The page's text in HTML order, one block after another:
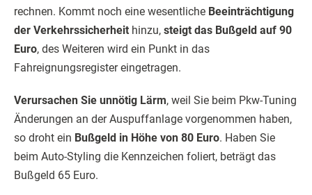
rechnen. Kommt noch eine wesentliche Beeinträchtigung
der Verkehrssicherheit hinzu, steigt das Bußgeld auf 90
Euro, des Weiteren wird ein Punkt in das
Fahreignungsregister eingetragen.
Verursachen Sie unnötig Lärm, weil Sie beim Pkw-Tuning
Änderungen an der Auspuffanlage vorgenommen haben,
so droht ein Bußgeld in Höhe von 80 Euro. Haben Sie
beim Auto-Styling die Kennzeichen foliert, beträgt das
Bußgeld 65 Euro.